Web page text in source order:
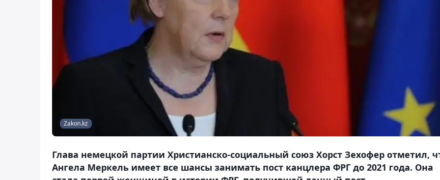
Zakon.kz
Глава немецкой партии Христианско-социальный союз Хорст Зехофер отметил,
Ангела Меркель имеет все шансы занимать пост канцлера ФРГ до 2021 года. Она